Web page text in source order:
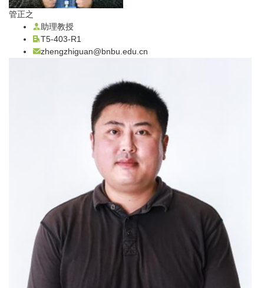
管正之
助理教授
T5-403-R1
zhengzhiguan@bnbu.edu.cn